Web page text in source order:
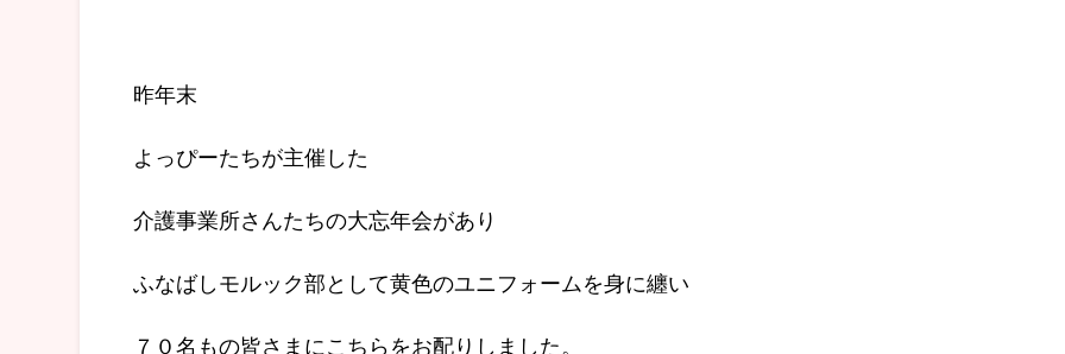
昨年末
よっぴーたちが主催した
介護事業所さんたちの大忘年会があり
ふなばしモルック部として黄色のユニフォームを身に纏い
７０名もの皆さまにこちらをお配りしました。